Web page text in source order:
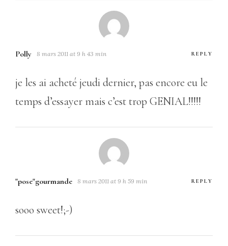
Polly 8 mars 2011 at 9 h 43 min REPLY
je les ai acheté jeudi dernier, pas encore eu le
temps d’essayer mais c’est trop GENIAL!!!!!
"pose"gourmande 8 mars 2011 at 9 h 59 min REPLY
sooo sweet!;-)